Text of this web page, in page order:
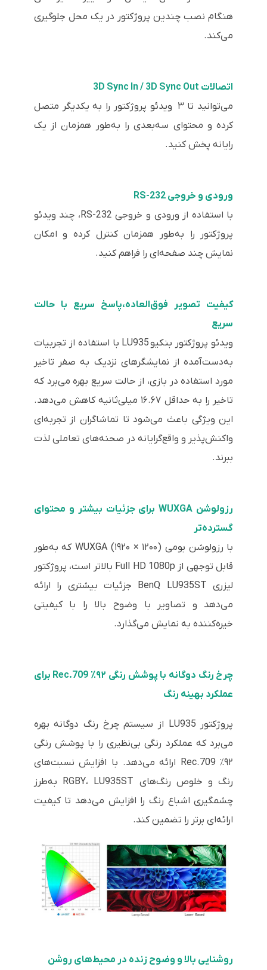
هنگام نصب چندین پروژکتور در یک محل جلوگیری
می‌کند.
اتصالات 3D Sync In / 3D Sync Out
می‌توانید تا ۳ ویدئو پروژکتور را به یکدیگر متصل
کرده و محتوای سه‌بعدی را به‌طور همزمان از یک
رایانه پخش کنید.
ورودی و خروجی RS-232
با استفاده از ورودی و خروجی RS-232، چند ویدئو
پروژکتور را به‌طور همزمان کنترل کرده و امکان
نمایش چند صفحه‌ای را فراهم کنید.
کیفیت تصویر فوق‌العاده،پاسخ سریع با حالت
سریع
ویدئو پروژکتور بنکیوLU935 با استفاده از تجربیات
به‌دست‌آمده از نمایشگرهای نزدیک به صفر تاخیر
مورد استفاده در بازی، از حالت سریع بهره می‌برد که
تاخیر را به حداقل ۱۶.۶۷ میلی‌ثانیه کاهش می‌دهد.
این ویژگی باعث می‌شود تا تماشاگران از تجربه‌ای
واکنش‌پذیر و واقع‌گرایانه در صحنه‌های تعاملی لذت
ببرند.
رزولوشن WUXGA برای جزئیات بیشتر و محتوای
گسترده‌تر
با رزولوشن بومی WUXGA (۱۹۲۰ × ۱۲۰۰) که به‌طور
قابل توجهی از Full HD 1080p بالاتر است، پروژکتور
لیزری BenQ LU935ST جزئیات بیشتری را ارائه
می‌دهد و تصاویر با وضوح بالا را با کیفیتی
خیره‌کننده به نمایش می‌گذارد.
چرخ رنگ دوگانه با پوشش رنگی ۹۲٪ Rec.709 برای
عملکرد بهینه رنگ
پروژکتور LU935 از سیستم چرخ رنگ دوگانه بهره
می‌برد که عملکرد رنگی بی‌نظیری را با پوشش رنگی
۹۲٪ Rec.709 ارائه می‌دهد. با افزایش نسبت‌های
رنگ و خلوص رنگ‌های RGBY، LU935ST به‌طرز
چشمگیری اشباع رنگ را افزایش می‌دهد تا کیفیت
ارائه‌ای برتر را تضمین کند.
روشنایی بالا و وضوح زنده در محیط‌های روشن